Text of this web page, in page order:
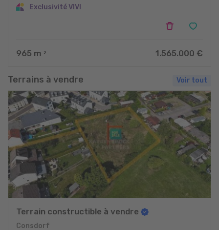
Exclusivité VIVI
965 m 2 1.565.000 €
Terrains à vendre Voir tout
Terrain constructible à vendre
Consdorf